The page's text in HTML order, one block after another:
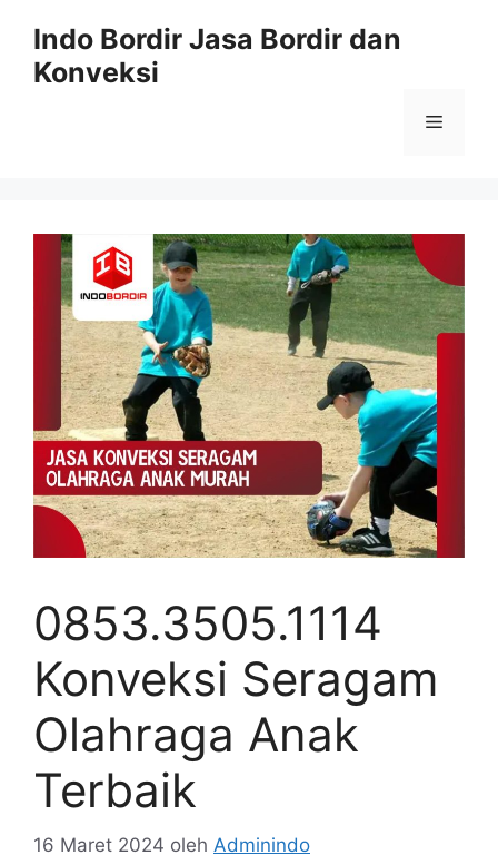
Indo Bordir Jasa Bordir dan
Konveksi
Menu
0853.3505.1114
Konveksi Seragam
Olahraga Anak
Terbaik
16 Maret 2024 oleh Adminindo